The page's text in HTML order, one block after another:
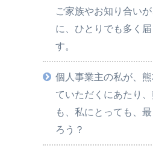
ご家族やお知り合い
に、ひとりでも多く
す。
個人事業主の私が、
ていただくにあたり
も、私にとっても、
ろう？